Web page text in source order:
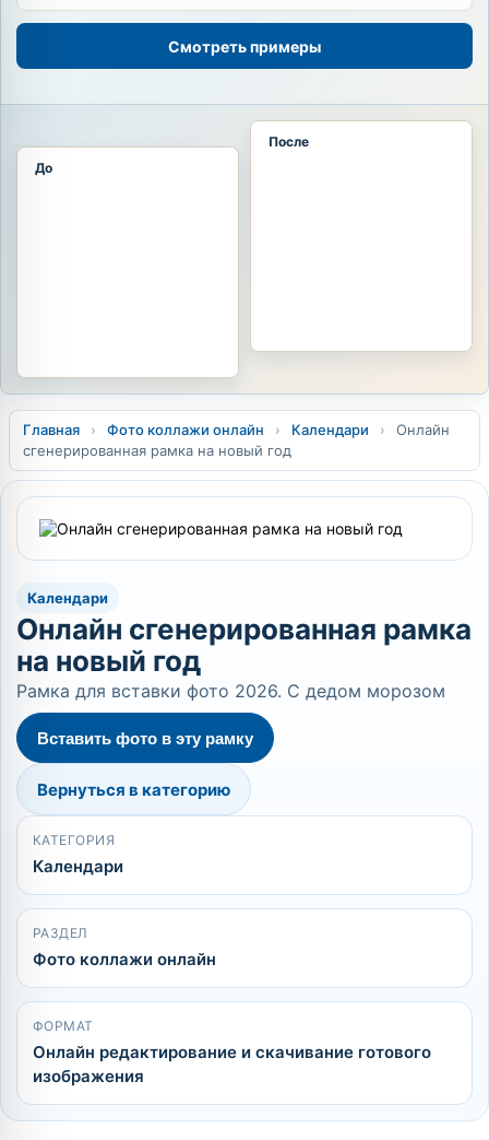
Смотреть примеры
До
После
Главная › Фото коллажи онлайн › Календари ›
Онлайн
сгенерированная рамка на новый год
Календари
Онлайн сгенерированная рамка
на новый год
Рамка для вставки фото 2026. С дедом морозом
Вставить фото в эту рамку
Вернуться в категорию
КАТЕГОРИЯ
Календари
РАЗДЕЛ
Фото коллажи онлайн
ФОРМАТ
Онлайн редактирование и скачивание готового
изображения